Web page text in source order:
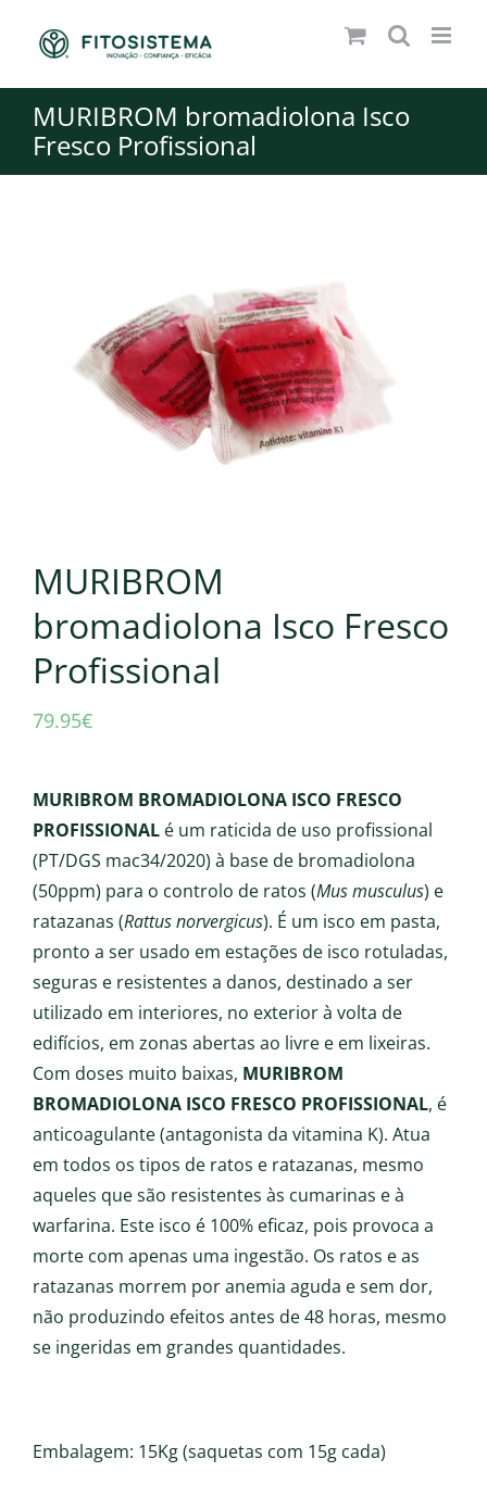
MURIBROM bromadiolona Isco
Fresco Profissional
MURIBROM
bromadiolona Isco Fresco
Profissional
79.95€
MURIBROM BROMADIOLONA ISCO FRESCO
PROFISSIONAL é um raticida de uso profissional
(PT/DGS mac34/2020) à base de bromadiolona
(50ppm) para o controlo de ratos (Mus musculus) e
ratazanas (Rattus norvergicus). É um isco em pasta,
pronto a ser usado em estações de isco rotuladas,
seguras e resistentes a danos, destinado a ser
utilizado em interiores, no exterior à volta de
edifícios, em zonas abertas ao livre e em lixeiras.
Com doses muito baixas, MURIBROM
BROMADIOLONA ISCO FRESCO PROFISSIONAL, é
anticoagulante (antagonista da vitamina K). Atua
em todos os tipos de ratos e ratazanas, mesmo
aqueles que são resistentes às cumarinas e à
warfarina. Este isco é 100% eficaz, pois provoca a
morte com apenas uma ingestão. Os ratos e as
ratazanas morrem por anemia aguda e sem dor,
não produzindo efeitos antes de 48 horas, mesmo
se ingeridas em grandes quantidades.
Embalagem: 15Kg (saquetas com 15g cada)